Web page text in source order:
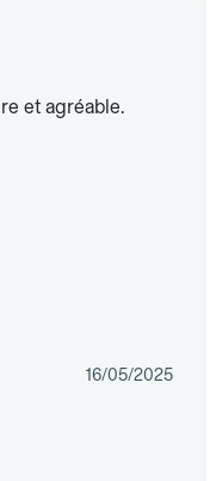
et agréable.
16/05/2025